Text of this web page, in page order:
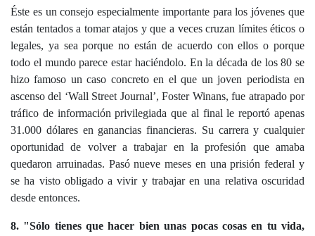
Éste es un consejo especialmente importante para los jóvenes que
están tentados a tomar atajos y que a veces cruzan límites éticos o
legales, ya sea porque no están de acuerdo con ellos o porque
todo el mundo parece estar haciéndolo. En la década de los 80 se
hizo famoso un caso concreto en el que un joven periodista en
ascenso del ‘Wall Street Journal’, Foster Winans, fue atrapado por
tráfico de información privilegiada que al final le reportó apenas
31.000 dólares en ganancias financieras. Su carrera y cualquier
oportunidad de volver a trabajar en la profesión que amaba
quedaron arruinadas. Pasó nueve meses en una prisión federal y
se ha visto obligado a vivir y trabajar en una relativa oscuridad
desde entonces.
8. "Sólo tienes que hacer bien unas pocas cosas en tu vida,